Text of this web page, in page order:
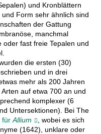
und Kronblättern
Form sehr ähnlich sind
der Gattung
manchmal
fast freie Tepalen und
die ersten (30)
und in drei
mehr als 200 Jahren
auf etwa 700 an und
komplexer (6
Untersektionen). Bei The
für Allium
, wobei es sich
(1642), unklare oder